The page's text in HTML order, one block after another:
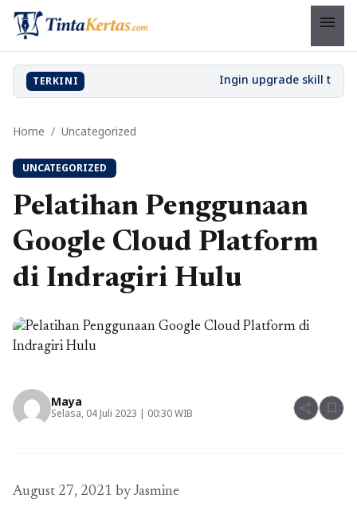
menu
TERKINI
Home / Uncategorized
UNCATEGORIZED
Pelatihan Penggunaan
Google Cloud Platform
di Indragiri Hulu
Maya
Selasa, 04 Juli 2023 | 00:30 WIB share bookmark
August 27, 2021 byJasmine